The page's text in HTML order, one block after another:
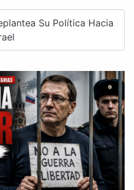
Su Política Hacia